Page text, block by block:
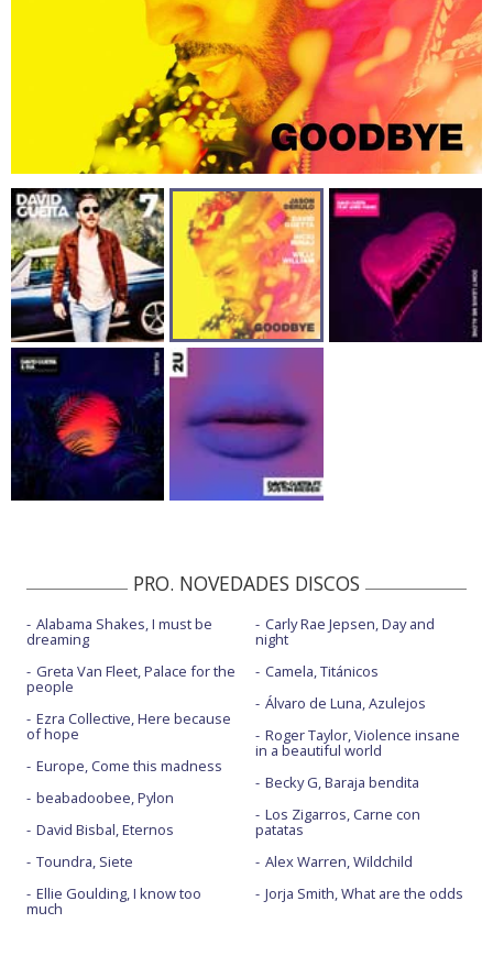
PRO. NOVEDADES DISCOS
Alabama Shakes, I must be
dreaming
Greta Van Fleet, Palace for the
people
Ezra Collective, Here because
of hope
Europe, Come this madness
beabadoobee, Pylon
David Bisbal, Eternos
Toundra, Siete
Ellie Goulding, I know too
much
Carly Rae Jepsen, Day and
night
Camela, Titánicos
Álvaro de Luna, Azulejos
Roger Taylor, Violence insane
in a beautiful world
Becky G, Baraja bendita
Los Zigarros, Carne con
patatas
Alex Warren, Wildchild
Jorja Smith, What are the odds